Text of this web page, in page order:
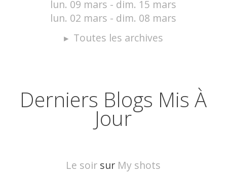
lun. 09 mars - dim. 15 mars
lun. 02 mars - dim. 08 mars
Toutes les archives
Derniers Blogs Mis À
Jour
Le soir sur My shots